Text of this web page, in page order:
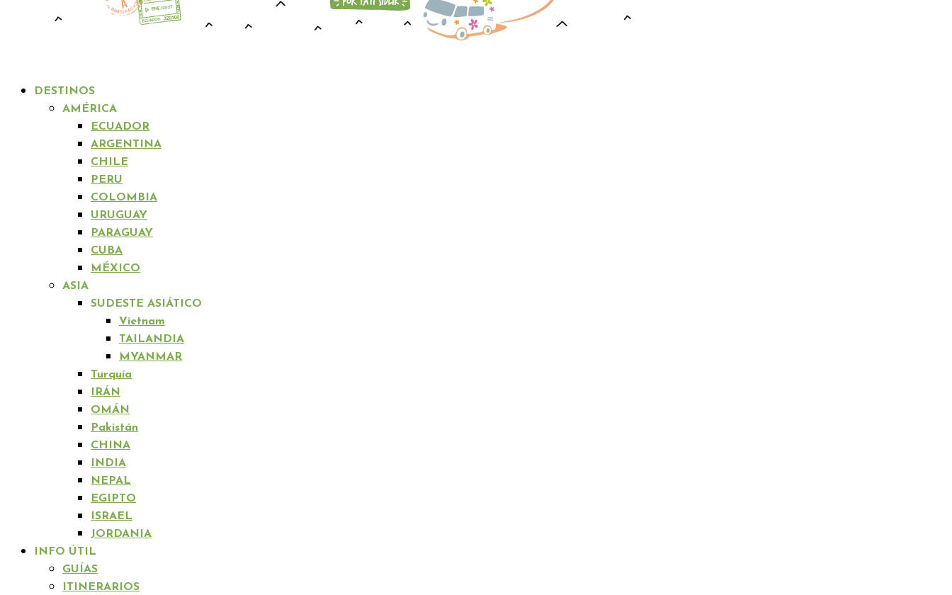
DESTINOS
AMÉRICA
ECUADOR
ARGENTINA
CHILE
PERU
COLOMBIA
URUGUAY
PARAGUAY
CUBA
MÉXICO
ASIA
SUDESTE ASIÁTICO
Vietnam
TAILANDIA
MYANMAR
Turquía
IRÁN
OMÁN
Pakistán
CHINA
INDIA
NEPAL
EGIPTO
ISRAEL
JORDANIA
INFO ÚTIL
GUÍAS
ITINERARIOS